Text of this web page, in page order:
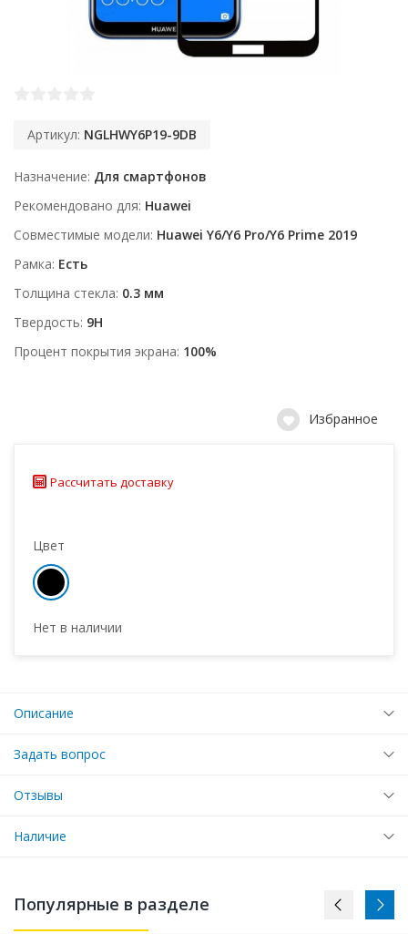
Артикул: NGLHWY6P19-9DB
Назначение Для смартфонов
Рекомендовано для Huawei
Совместимые модели Huawei Y6/Y6 Pro/Y6 Prime 2019
Рамка Есть
Толщина стекла 0.3 мм
Твердость 9H
Процент покрытия экрана 100%
Избранное
Рассчитать доставку
Цвет
Нет в наличии
Описание
Задать вопрос
Отзывы
Наличие
Популярные в разделе